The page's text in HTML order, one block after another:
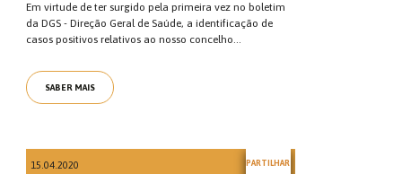
Em virtude de ter surgido pela primeira vez no boletim
da DGS - Direção Geral de Saúde, a identificação de
casos positivos relativos ao nosso concelho...
SABER MAIS
15.04.2020 PARTILHAR